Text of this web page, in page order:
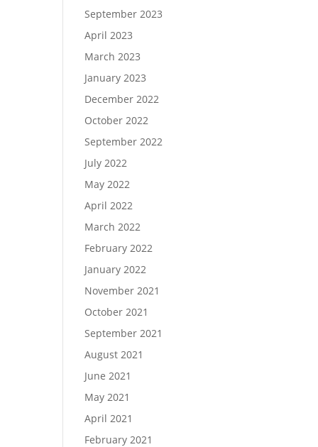
September 2023
April 2023
March 2023
January 2023
December 2022
October 2022
September 2022
July 2022
May 2022
April 2022
March 2022
February 2022
January 2022
November 2021
October 2021
September 2021
August 2021
June 2021
May 2021
April 2021
February 2021